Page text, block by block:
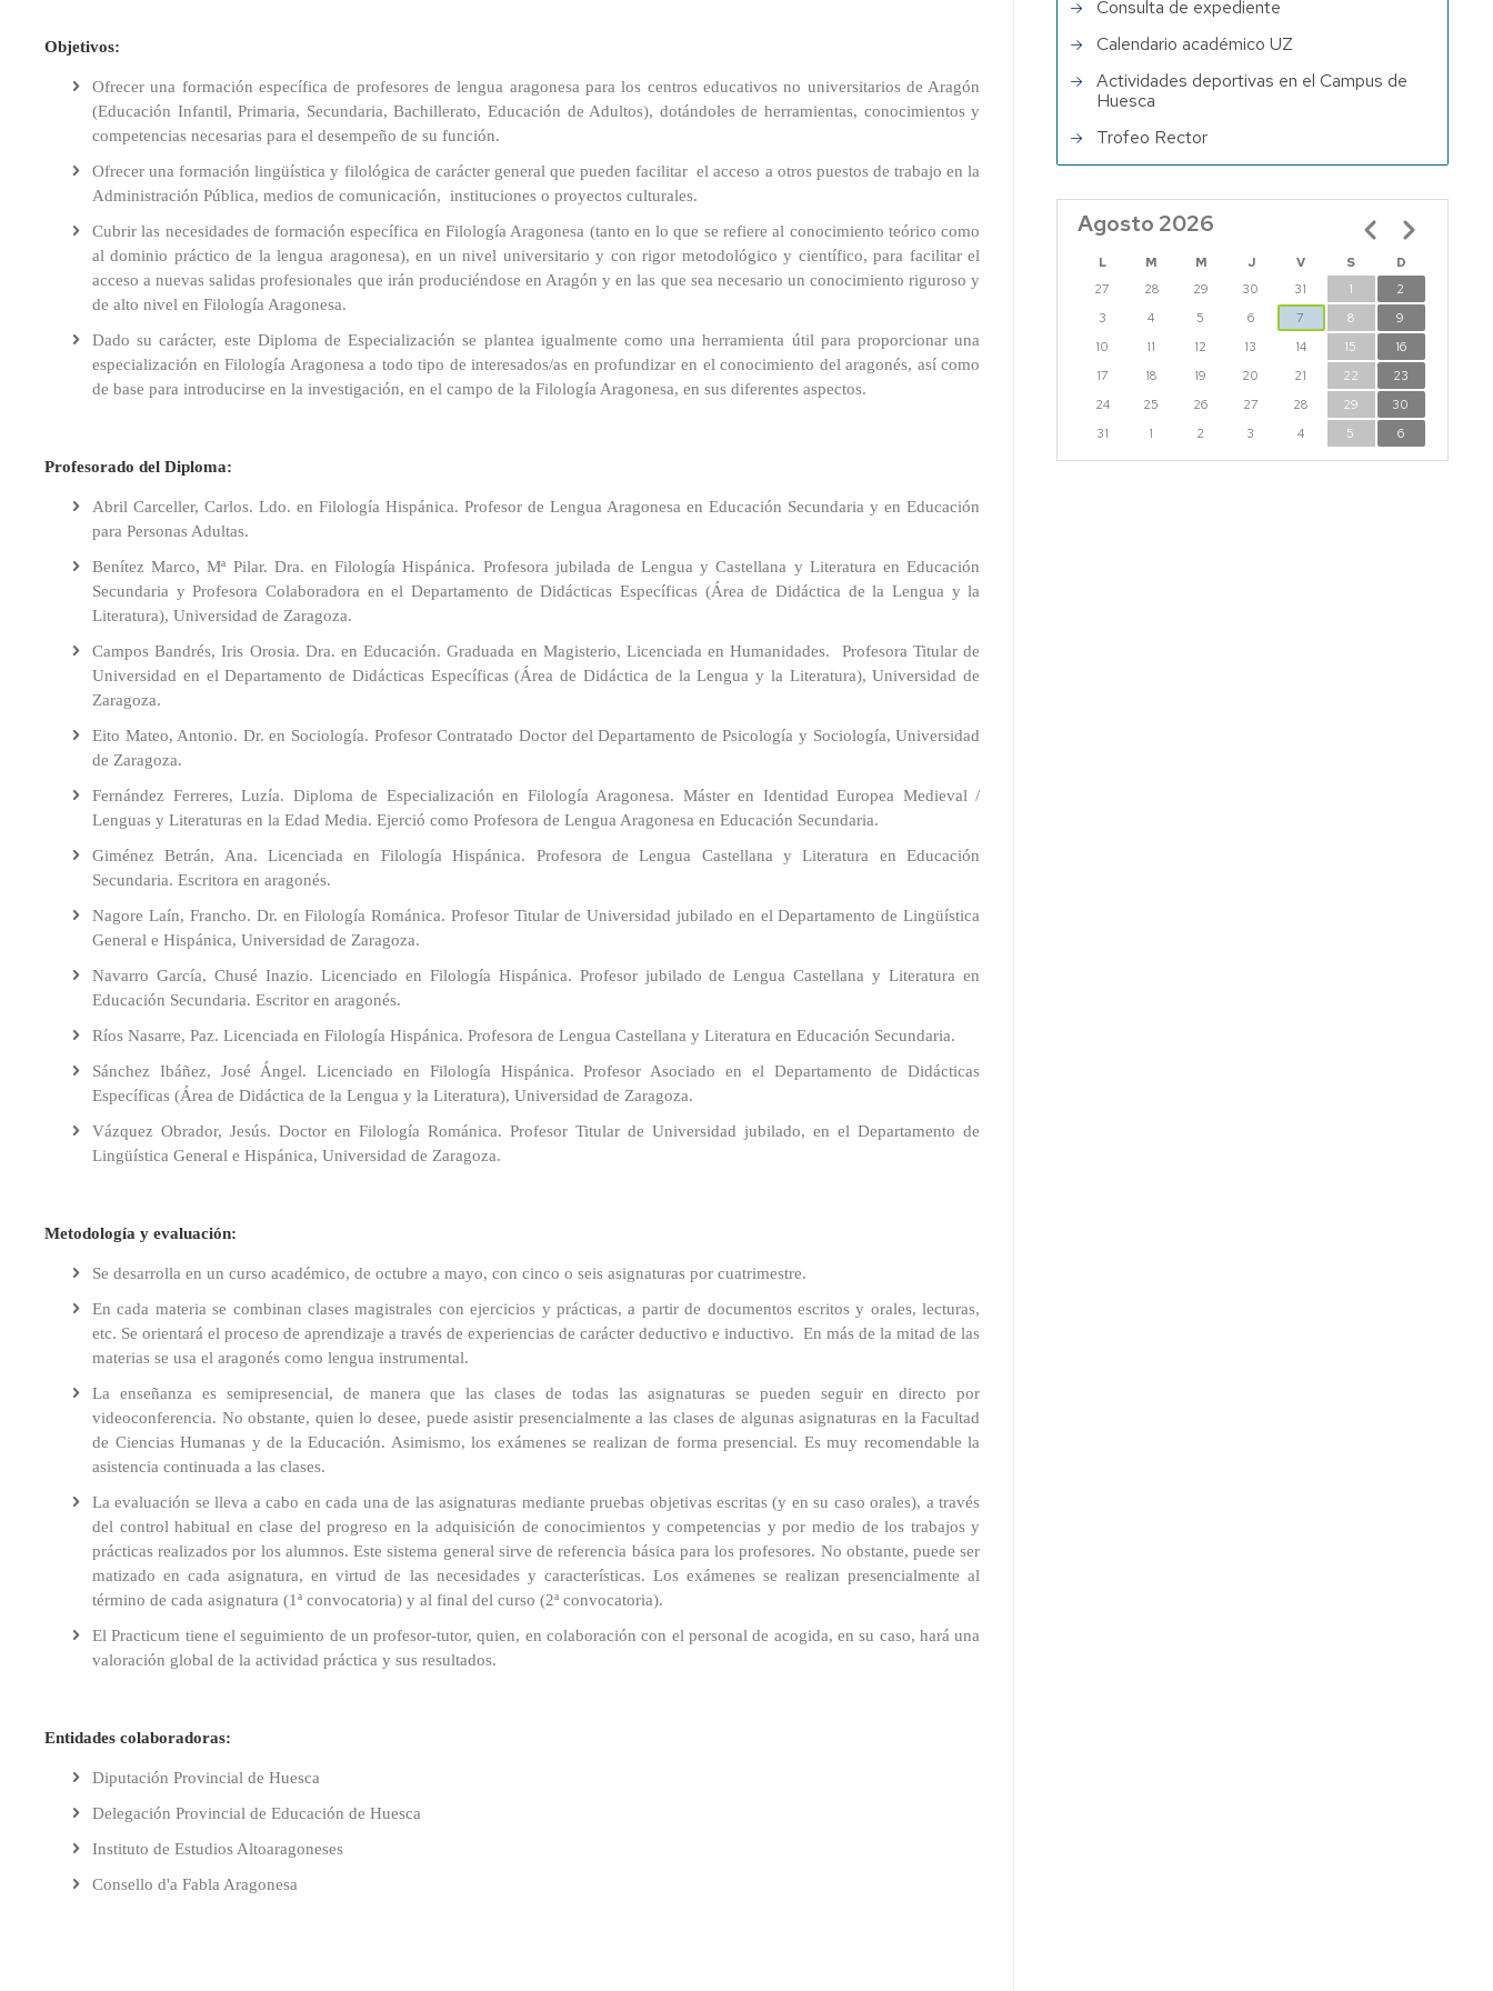
centro
175
Aniversario
representación
Facultad
Comisiones
Coordinadores
las
Titulaciones
Delegación
de
Estudiantes
Departamentos
universitarios
Conócenos
Máster
Universitario
Profesorado
en
Física
Máster
Universitario
Estudios
Avanzados
sobre
la
y
sus
Estudio
Propio:
Diploma
de
Especialización
Filología
Estudio
propio:
de
Formación
Permanente
en
Lectura,
Libros
y
Infantiles
y
Juveniles
Microcredenciales
y
Especialización
en
Compentencia
Docente
Doctorado
Educación
Prácticas
Escolares
Trabajo
Fin
de
Grado
Trabajo
Fin
de
Máster
Menciones
España
en
Europa
en
Iberoamerica
En
Francia
Académicas
Complementarias
Universidad
de
Zaragoza(POUZ)
Normativa
académica
Reconocimiento
de
créditos
Seguro
escolar
Delegación
y
Evaluación
Tecnologías
y
Eventos
Acción
Medios
audiovisuales
Objetivos:
Ofrecer una formación específica de profesores de lengua aragonesa para los centros educativos no universitarios de Aragón
(Educación Infantil, Primaria, Secundaria, Bachillerato, Educación de Adultos), dotándoles de herramientas, conocimientos y
competencias necesarias para el desempeño de su función.
Ofrecer una formación lingüística y filológica de carácter general que pueden facilitar el acceso a otros puestos de trabajo en la
Administración Pública, medios de comunicación, instituciones o proyectos culturales.
Cubrir las necesidades de formación específica en Filología Aragonesa (tanto en lo que se refiere al conocimiento teórico como
al dominio práctico de la lengua aragonesa), en un nivel universitario y con rigor metodológico y científico, para facilitar el
acceso a nuevas salidas profesionales que irán produciéndose en Aragón y en las que sea necesario un conocimiento riguroso y
de alto nivel en Filología Aragonesa.
Dado su carácter, este Diploma de Especialización se plantea igualmente como una herramienta útil para proporcionar una
especialización en Filología Aragonesa a todo tipo de interesados/as en profundizar en el conocimiento del aragonés, así como
de base para introducirse en la investigación, en el campo de la Filología Aragonesa, en sus diferentes aspectos.
Profesorado del Diploma:
Abril Carceller, Carlos. Ldo. en Filología Hispánica. Profesor de Lengua Aragonesa en Educación Secundaria y en Educación
para Personas Adultas.
Benítez Marco, Mª Pilar. Dra. en Filología Hispánica. Profesora jubilada de Lengua y Castellana y Literatura en Educación
Secundaria y Profesora Colaboradora en el Departamento de Didácticas Específicas (Área de Didáctica de la Lengua y la
Literatura), Universidad de Zaragoza.
Campos Bandrés, Iris Orosia. Dra. en Educación. Graduada en Magisterio, Licenciada en Humanidades. Profesora Titular de
Universidad en el Departamento de Didácticas Específicas (Área de Didáctica de la Lengua y la Literatura), Universidad de
Zaragoza.
Eito Mateo, Antonio. Dr. en Sociología. Profesor Contratado Doctor del Departamento de Psicología y Sociología, Universidad
de Zaragoza.
Fernández Ferreres, Luzía. Diploma de Especialización en Filología Aragonesa. Máster en Identidad Europea Medieval /
Lenguas y Literaturas en la Edad Media. Ejerció como Profesora de Lengua Aragonesa en Educación Secundaria.
Giménez Betrán, Ana. Licenciada en Filología Hispánica. Profesora de Lengua Castellana y Literatura en Educación
Secundaria. Escritora en aragonés.
Nagore Laín, Francho. Dr. en Filología Románica. Profesor Titular de Universidad jubilado en el Departamento de Lingüística
General e Hispánica, Universidad de Zaragoza.
Navarro García, Chusé Inazio. Licenciado en Filología Hispánica. Profesor jubilado de Lengua Castellana y Literatura en
Educación Secundaria. Escritor en aragonés.
Ríos Nasarre, Paz. Licenciada en Filología Hispánica. Profesora de Lengua Castellana y Literatura en Educación Secundaria.
Sánchez Ibáñez, José Ángel. Licenciado en Filología Hispánica. Profesor Asociado en el Departamento de Didácticas
Específicas (Área de Didáctica de la Lengua y la Literatura), Universidad de Zaragoza.
Vázquez Obrador, Jesús. Doctor en Filología Románica. Profesor Titular de Universidad jubilado, en el Departamento de
Lingüística General e Hispánica, Universidad de Zaragoza.
Metodología y evaluación:
Se desarrolla en un curso académico, de octubre a mayo, con cinco o seis asignaturas por cuatrimestre.
En cada materia se combinan clases magistrales con ejercicios y prácticas, a partir de documentos escritos y orales, lecturas,
etc. Se orientará el proceso de aprendizaje a través de experiencias de carácter deductivo e inductivo. En más de la mitad de las
materias se usa el aragonés como lengua instrumental.
La enseñanza es semipresencial, de manera que las clases de todas las asignaturas se pueden seguir en directo por
videoconferencia. No obstante, quien lo desee, puede asistir presencialmente a las clases de algunas asignaturas en la Facultad
de Ciencias Humanas y de la Educación. Asimismo, los exámenes se realizan de forma presencial. Es muy recomendable la
asistencia continuada a las clases.
La evaluación se lleva a cabo en cada una de las asignaturas mediante pruebas objetivas escritas (y en su caso orales), a través
del control habitual en clase del progreso en la adquisición de conocimientos y competencias y por medio de los trabajos y
prácticas realizados por los alumnos. Este sistema general sirve de referencia básica para los profesores. No obstante, puede ser
matizado en cada asignatura, en virtud de las necesidades y características. Los exámenes se realizan presencialmente al
término de cada asignatura (1ª convocatoria) y al final del curso (2ª convocatoria).
El Practicum tiene el seguimiento de un profesor-tutor, quien, en colaboración con el personal de acogida, en su caso, hará una
valoración global de la actividad práctica y sus resultados.
Entidades colaboradoras:
Diputación Provincial de Huesca
Delegación Provincial de Educación de Huesca
Instituto de Estudios Altoaragoneses
Consello d'a Fabla Aragonesa
Consulta de expediente
Calendario académico UZ
Actividades deportivas en el Campus de
Huesca
Trofeo Rector
Agosto 2026
L M M J V S
D
27
28 29 30 31 1
2
3
4 5 6 7 8
9
10
11 12 13 14 15
16
17
18 19 20 21 22
23
24
25 26 27 28 29
30
31
1 2 3 4 5 6
Paginación